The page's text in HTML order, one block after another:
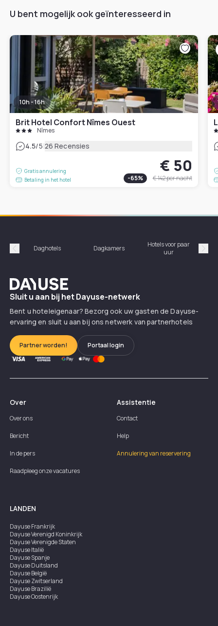
U bent mogelijk ook geïnteresseerd in
10h - 16h
Brit Hotel Confort Nîmes Ouest
Nîmes
4.5/5|26 Recensies
Gratis annulering
Betaling in het hotel
€ 50
-65% € 142per nacht
Précédent
Daghotels Dagkamers
Hotels voor paar
uur
Dayuse
Sluit u aan bij het Dayuse-netwerk
Bent u hoteleigenaar? Bezorg ook uw gasten de Dayuse-
ervaring en sluit u aan bij ons netwerk van partnerhotels
Partner worden! Portaal login
Over
Over ons
Bericht
In de pers
Raadpleeg onze vacatures
Assistentie
Contact
Help
Annulering van reservering
LANDEN
DayuseFrankrijk
DayuseVerenigd Koninkrijk
DayuseVerenigde Staten
DayuseItalië
DayuseSpanje
DayuseDuitsland
DayuseBelgië
DayuseZwitserland
DayuseBrazilië
DayuseOostenrijk